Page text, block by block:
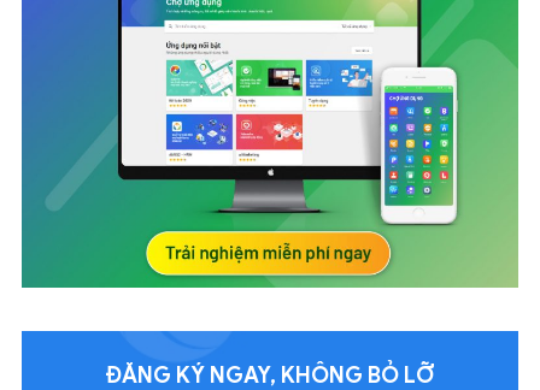
ĐĂNG KÝ NGAY, KHÔNG BỎ LỠ